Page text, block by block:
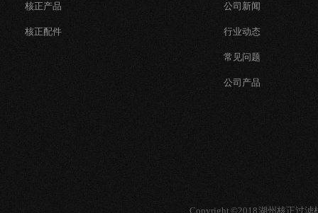
核正产品
核正配件
公司新闻
行业动态
常见问题
公司产品
Copyright ©2018 湖州核正过滤